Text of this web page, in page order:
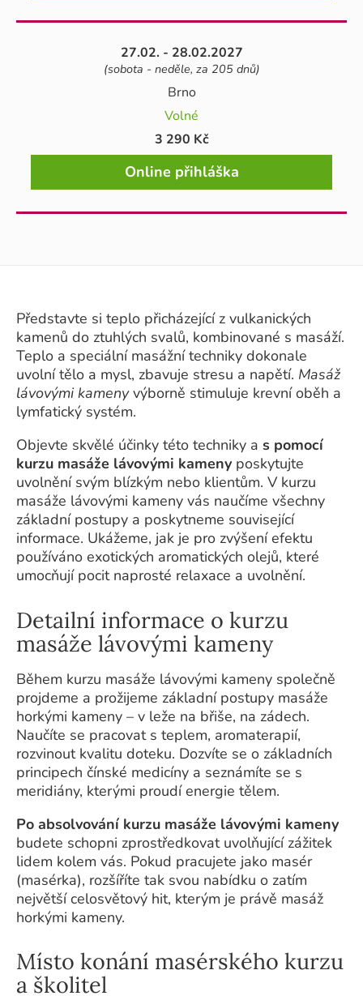
27.02. - 28.02.2027
(sobota - neděle, za 205 dnů)
Brno
Volné
3 290 Kč
Online přihláška
Představte si teplo přicházející z vulkanických
kamenů do ztuhlých svalů, kombinované s masáží.
Teplo a speciální masážní techniky dokonale
uvolní tělo a mysl, zbavuje stresu a napětí. Masáž
lávovými kamenyvýborně stimuluje krevní oběh a
lymfatický systém.
Objevte skvělé účinky této techniky a s pomocí
kurzu masáže lávovými kameny poskytujte
uvolnění svým blízkým nebo klientům. V kurzu
masáže lávovými kameny vás naučíme všechny
základní postupy a poskytneme související
informace. Ukážeme, jak je pro zvýšení efektu
používáno exotických aromatických olejů, které
umocňují pocit naprosté relaxace a uvolnění.
Detailní informace o kurzu
masáže lávovými kameny
Během kurzu masáže lávovými kameny společně
projdeme a prožijeme základní postupy masáže
horkými kameny – v leže na břiše, na zádech.
Naučíte se pracovat s teplem, aromaterapií,
rozvinout kvalitu doteku. Dozvíte se o základních
principech čínské medicíny a seznámíte se s
meridiány, kterými proudí energie tělem.
Po absolvování kurzu masáže lávovými kameny
budete schopni zprostředkovat uvolňující zážitek
lidem kolem vás. Pokud pracujete jako masér
(masérka), rozšíříte tak svou nabídku o zatím
největší celosvětový hit, kterým je právě masáž
horkými kameny.
Místo konání masérského kurzu
a školitel